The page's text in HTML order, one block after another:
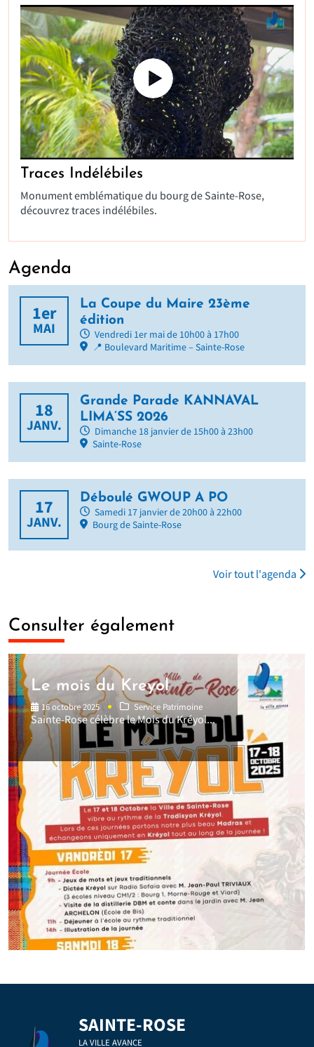
Traces Indélébiles
Monument emblématique du bourg de Sainte-Rose,
découvrez traces indélébiles.
Agenda
1er
MAI
La Coupe du Maire 23ème
édition
Vendredi 1er mai de 10h00 à 17h00
📍 Boulevard Maritime – Sainte-Rose
18
JANV.
Grande Parade KANNAVAL
LIMA’SS 2026
Dimanche 18 janvier de 15h00 à 23h00
Sainte-Rose
17
JANV.
Déboulé GWOUP A PO
Samedi 17 janvier de 20h00 à 22h00
Bourg de Sainte-Rose
Voir tout l'agenda
Consulter également
Le mois du Kreyol
16 octobre 2025 Service Patrimoine
Sainte-Rose célèbre le Mois du Kréyol...
SAINTE-ROSE
LA VILLE AVANCE